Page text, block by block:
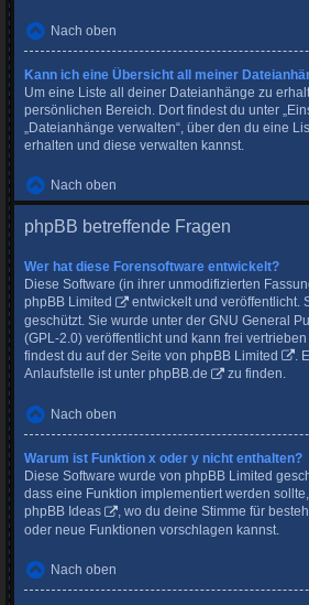
Nach oben
Kann ich eine Übersicht all meiner
Um eine Liste all deiner Dateianhänge zu
persönlichen Bereich. Dort findest du unter
„Dateianhänge verwalten“, über den du eine
erhalten und diese verwalten kannst.
Nach oben
phpBB betreffende Fragen
Wer hat diese Forensoftware entwickelt?
Diese Software (in ihrer unmodifizierten
phpBB Limited
entwickelt und veröffentlicht.
geschützt. Sie wurde unter der GNU General
(GPL-2.0) veröffentlicht und kann frei
findest du auf der Seite von phpBB Limited
.
Anlaufstelle ist unter phpBB.de zu finden.
Nach oben
Warum ist Funktion x oder y nicht enthalten?
Diese Software wurde von phpBB Limited
dass eine Funktion implementiert werden
phpBB Ideas
, wo du deine Stimme für
oder neue Funktionen vorschlagen kannst.
Nach oben